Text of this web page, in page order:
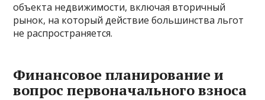
объекта недвижимости, включая вторичный
рынок, на который действие большинства льгот
не распространяется.
Финансовое планирование и
вопрос первоначального взноса